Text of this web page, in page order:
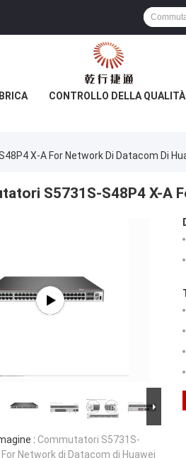
CONTROLLO DELLA QUALITÀ
X-A For Network Di Datacom Di
S5731S-S48P4 X-A
: Commutatori S5731S-
For Network di Datacom di Huawei